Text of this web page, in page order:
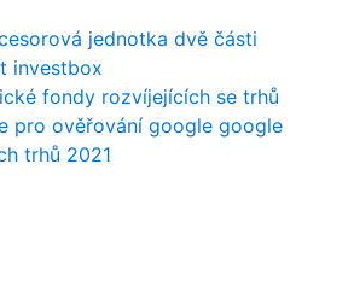
jednotka dvě části
investbox
fondy rozvíjejících se trhů
pro ověřování google google
trhů 2021